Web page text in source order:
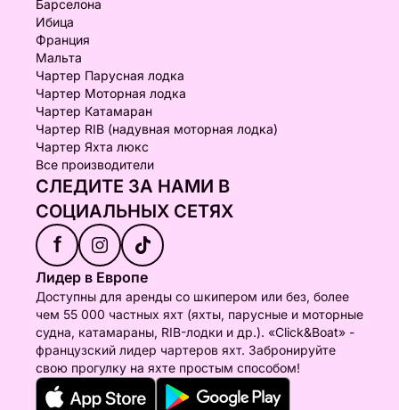
Барселона
Ибица
Франция
Мальта
Чартер Парусная лодка
Чартер Моторная лодка
Чартер Катамаран
Чартер RIB (надувная моторная лодка)
Чартер Яхта люкс
Все производители
СЛЕДИТЕ ЗА НАМИ В
СОЦИАЛЬНЫХ СЕТЯХ
f
Лидер в Европе
Доступны для аренды со шкипером или без, более
чем 55 000 частных яхт (яхты, парусные и моторные
судна, катамараны, RIB-лодки и др.). «Click&Boat» -
французский лидер чартеров яхт. Забронируйте
свою прогулку на яхте простым способом!